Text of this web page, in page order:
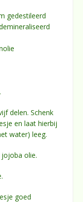
gedestileerd
delen. Schenk
en laat hierbij
water) leeg.
olie.
goed